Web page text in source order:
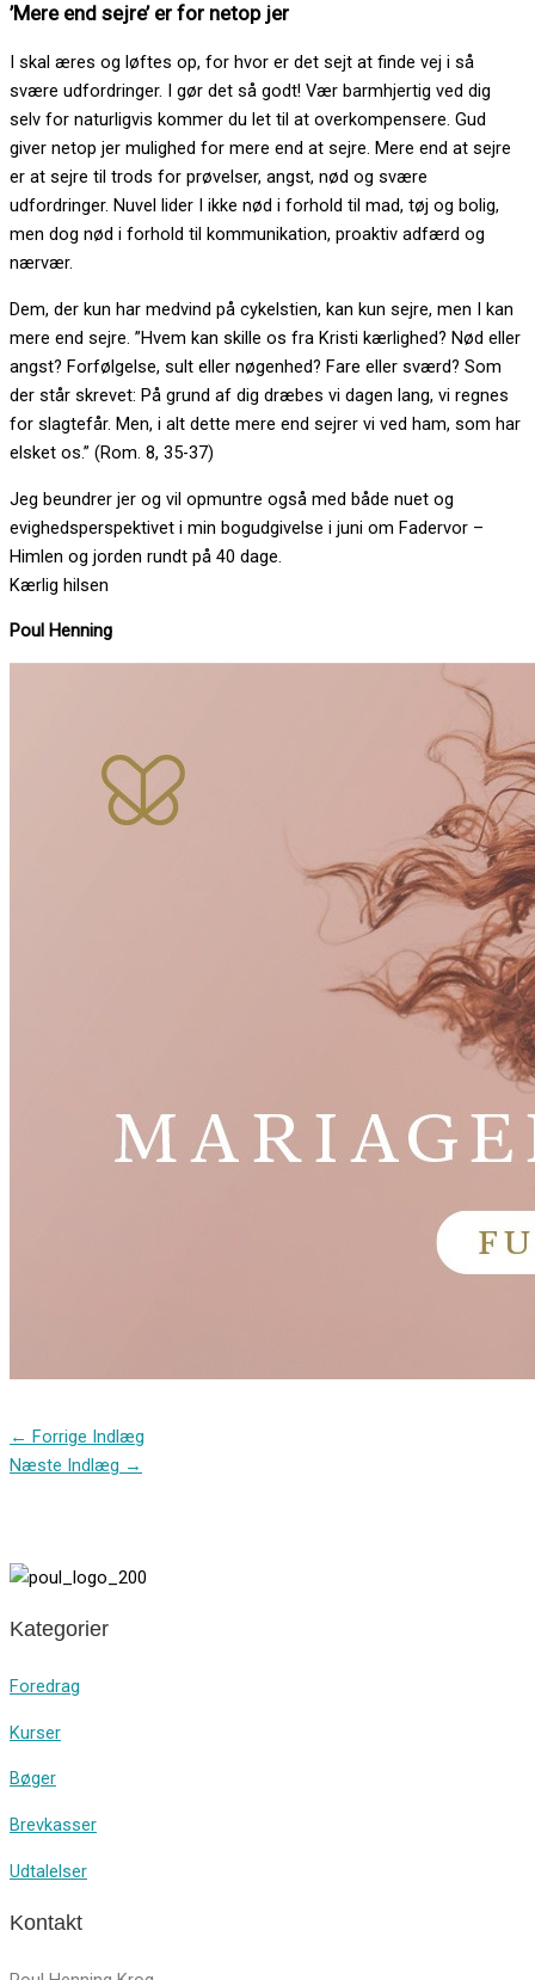
’Mere end sejre’ er for netop jer
I skal æres og løftes op, for hvor er det sejt at finde vej i så
svære udfordringer. I gør det så godt! Vær barmhjertig ved dig
selv for naturligvis kommer du let til at overkompensere. Gud
giver netop jer mulighed for mere end at sejre. Mere end at sejre
er at sejre til trods for prøvelser, angst, nød og svære
udfordringer. Nuvel lider I ikke nød i forhold til mad, tøj og bolig,
men dog nød i forhold til kommunikation, proaktiv adfærd og
nærvær.
Dem, der kun har medvind på cykelstien, kan kun sejre, men I kan
mere end sejre. ”Hvem kan skille os fra Kristi kærlighed? Nød eller
angst? Forfølgelse, sult eller nøgenhed? Fare eller sværd? Som
der står skrevet: På grund af dig dræbes vi dagen lang, vi regnes
for slagtefår. Men, i alt dette mere end sejrer vi ved ham, som har
elsket os.” (Rom. 8, 35-37)
Jeg beundrer jer og vil opmuntre også med både nuet og
evighedsperspektivet i min bogudgivelse i juni om Fadervor –
Himlen og jorden rundt på 40 dage.
Kærlig hilsen
Poul Henning
← Forrige Indlæg
Næste Indlæg →
Kategorier
Foredrag
Kurser
Bøger
Brevkasser
Udtalelser
Kontakt